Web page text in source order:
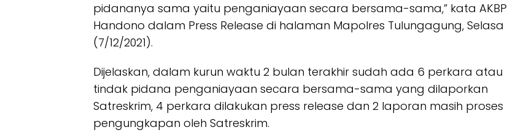
pidananya sama yaitu penganiayaan secara bersama-sama,” kata AKBP
Handono dalam Press Release di halaman Mapolres Tulungagung, Selasa
(7/12/2021).
Dijelaskan, dalam kurun waktu 2 bulan terakhir sudah ada 6 perkara atau
tindak pidana penganiayaan secara bersama-sama yang dilaporkan
Satreskrim, 4 perkara dilakukan press release dan 2 laporan masih proses
pengungkapan oleh Satreskrim.